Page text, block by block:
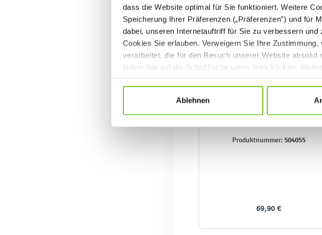
dass die Website optimal für Sie funktioniert. Weitere
Speicherung Ihrer Präferenzen („Präferenzen”) und für
dabei, unseren Internetauftriff für Sie zu verbessern
Cookies Sie erlauben. Verweigern Sie Ihre
verarbeitet, die für den Besuch unserer Website
indem Sie auf die Schaltfläche unten links klicken.
Datenschutzrichtlinien.
Ablehnen
Produktnummer: 504055
69,90 €